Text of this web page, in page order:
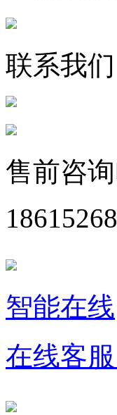
联系我们
售前咨
智能在线
在线客